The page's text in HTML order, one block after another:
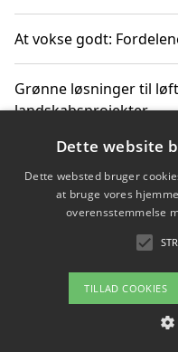
At vokse godt:
Grønne løsninger til
landskabsprojekter
Gør haven til et frirum
Om / kontakt
Dette website
Dette websted bruger
at bruge vores
overensstemmelse
TILLAD COOKIES